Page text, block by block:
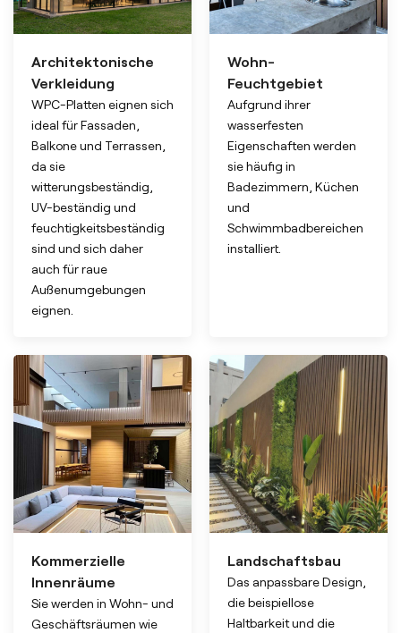
Architektonische
Verkleidung
WPC-Platten eignen sich
ideal für Fassaden,
Balkone und Terrassen,
da sie
witterungsbeständig,
UV-beständig und
feuchtigkeitsbeständig
sind und sich daher
auch für raue
Außenumgebungen
eignen.
Wohn-
Feuchtgebiet
Aufgrund ihrer
wasserfesten
Eigenschaften werden
sie häufig in
Badezimmern, Küchen
und
Schwimmbadbereichen
installiert.
Kommerzielle
Innenräume
Sie werden in Wohn- und
Geschäftsräumen wie
Landschaftsbau
Das anpassbare Design,
die beispiellose
Haltbarkeit und die